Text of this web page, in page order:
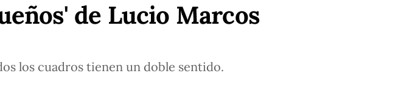
de Lucio Marcos
los cuadros tienen un doble sentido.